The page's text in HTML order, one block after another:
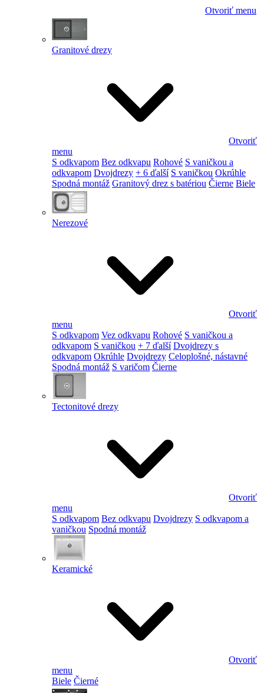
Otvoriť menu
Granitové drezy
Otvoriť
menu
S odkvapom Bez odkvapu Rohové S vaničkou a
odkvapom Dvojdrezy + 6 ďalší S vaničkou Okrúhle
Spodná montáž Granitový drez s batériou Čierne Biele
Nerezové
Otvoriť
menu
S odkvapom Vez odkvapu Rohové S vaničkou a
odkvapom S vaničkou + 7 ďalší Dvojdrezy s
odkvapom Okrúhle Dvojdrezy Celoplošné, nástavné
Spodná montáž S varičom Čierne
Tectonitové drezy
Otvoriť
menu
S odkvapom Bez odkvapu Dvojdrezy S odkvapom a
vaničkou Spodná montáž
Keramické
Otvoriť
menu
Biele Čierné